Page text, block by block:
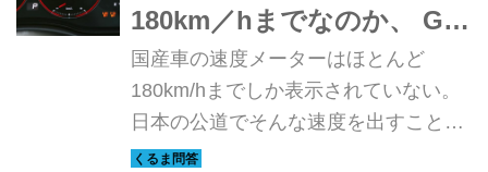
180km／hまでなのか、 GT-
Rは例外？
国産車の速度メーターはほとんど
180km/hまでしか表示されていない。
日本の公道でそんな速度を出すことは
できないので必要ないとも言えるが、